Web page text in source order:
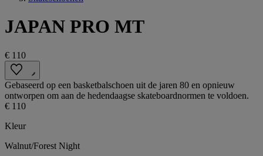
JAPAN PRO MT
€ 110
Gebaseerd op een basketbalschoen uit de jaren 80 en opnieuw
ontworpen om aan de hedendaagse skateboardnormen te voldoen.
€ 110
Kleur
Walnut/Forest Night